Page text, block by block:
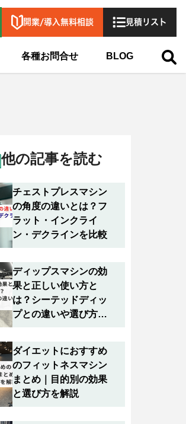
開業/導入無料相談 見積リスト
各種お問合せ BLOG
他の記事を読む
チェストプレスマシン
の角度の違いとは？フ
ラット・インクライ
ン・デクラインを比較
ディップスマシンの効
果と正しい使い方と
は？シーテッドディッ
プとの違いや選び方も
ダイエットにおすすめ
のフィットネスマシン
まとめ｜目的別の効果
と選び方を解説